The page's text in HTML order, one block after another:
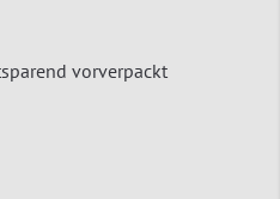
vorverpackt